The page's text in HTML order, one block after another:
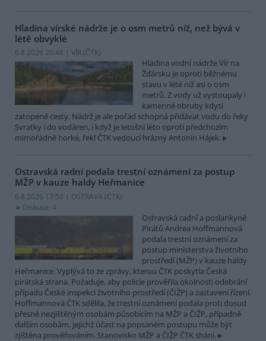
Hladina vírské nádrže je o osm metrů níž, než bývá v
létě obvyklé
6.8.2026 20:48 | VÍR (ČTK)
Hladina vodní nádrže Vír na
Žďársku je oproti běžnému
stavu v létě níž asi o osm
metrů. Z vody už vystoupaly i
kamenné obruby kdysi
zatopené cesty. Nádrž je ale pořád schopná přidávat vodu do řeky
Svratky i do vodáren, i když je letošní léto oproti předchozím
mimořádně horké, řekl ČTK vedoucí hrázný Antonín Hájek.
Ostravská radní podala trestní oznámení za postup
MŽP v kauze haldy Heřmanice
6.8.2026 17:50 | OSTRAVA (ČTK)
Diskuse: 4
Ostravská radní a poslankyně
Pirátů Andrea Hoffmannová
podala trestní oznámení za
postup ministerstva životního
prostředí (MŽP) v kauze haldy
Heřmanice. Vyplývá to ze zprávy, kterou ČTK poskytla Česká
pirátská strana. Požaduje, aby policie prověřila okolnosti odebrání
případu České inspekci životního prostředí (ČIŽP) a zastavení řízení.
Hoffmannová ČTK sdělila, že trestní oznámení podala proti dosud
přesně nezjištěným osobám působícím na MŽP a ČIŽP, případně
dalším osobám, jejichž účast na popsaném postupu může být
zjištěna prověřováním. Stanovisko MŽP a ČIŽP ČTK shání.